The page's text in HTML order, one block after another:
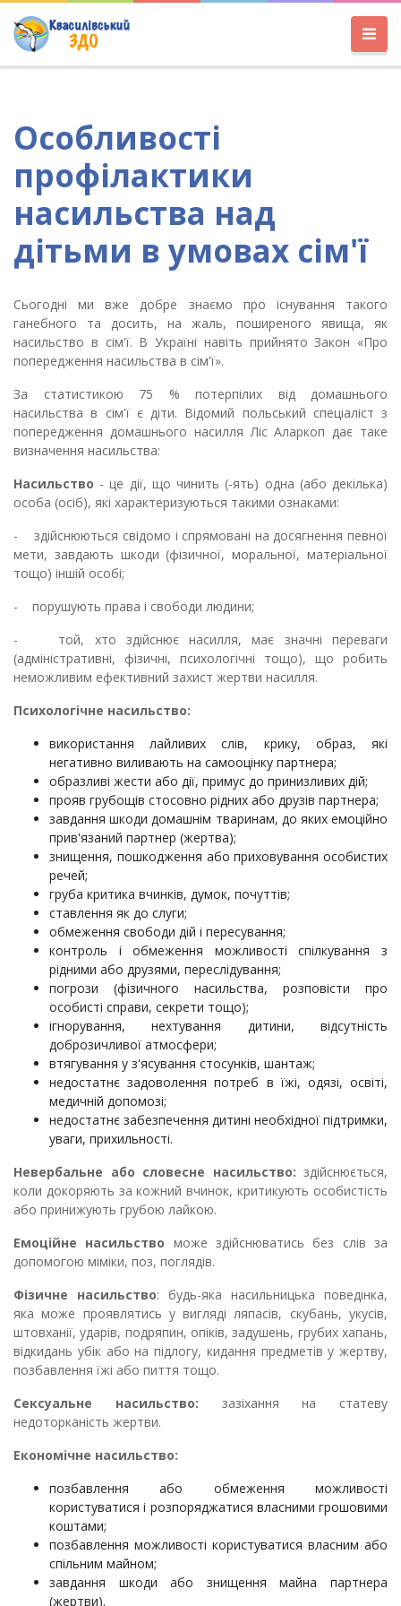
Особливості
профілактики
насильства над
дітьми в умовах сім'ї
Сьогодні ми вже добре знаємо про існування такого
ганебного та досить, на жаль, поширеного явища, як
насильство в сім'ї. В Украї­ні навіть прийнято Закон «Про
попередження насильства в сім'ї».
За статистикою 75 % потерпілих від домашнього
насильства в сім'ї є діти. Відомий польський спеціаліст з
попередження домашнього на­силля Ліс Аларкоп дає таке
визначення насильства:
Насильство - це дії, що чинить (-ять) одна (або декілька)
особа (осіб), які характеризуються такими ознаками:
- здійснюються сві­домо і спрямовані на досягнення певної
мети, завдають шкоди (фі­зичної, моральної, матеріальної
тощо) іншій особі;
- порушують пра­ва і свободи людини;
- той, хто здійснює насилля, має значні переваги
(адміністративні, фізичні, психологічні тощо), що робить
неможли­вим ефективний захист жертви насилля.
Психологічне насильство:
використання лайливих слів, крику, образ, які
негативно вили­вають на самооцінку партнера;
образливі жести або дії, примус до принизливих дій;
прояв грубощів стосовно рідних або друзів партнера;
завдання шкоди домашнім тваринам, до яких емоційно
при­в'язаний партнер (жертва);
знищення, пошкодження або приховування особистих
речей;
груба критика вчинків, думок, почуттів;
ставлення як до слуги;
обмеження свободи дій і пересування;
контроль і обмеження можливості спілкування з
рідними або друзями, переслідування;
погрози (фізичного насильства, розповісти про
особисті справи, секрети тощо);
ігнорування, нехтування дитини, відсутність
доброзичливої атмосфери;
втягування у з'ясування стосунків, шантаж;
недостатнє задоволення потреб в їжі, одязі, освіті,
медичній до­помозі;
недостатнє забезпечення дитині необхідної підтримки,
уваги, прихильності.
Невербальне або словесне насильство: здійснюється,
коли докоряють за кожний вчинок, критикують особистість
або принижу­ють грубою лайкою.
Емоційне насильство може здійснюватись без слів за
допомогою міміки, поз, поглядів.
Фізичне насильство: будь-яка насильницька поведінка,
яка мо­же проявлятись у вигляді ляпасів, скубань, укусів,
штовханії, ударів, подряпин, опіків, задушень, грубих хапань,
відкидань убік або на підлогу, кидання предметів у жертву,
позбавлення їжі або пит­тя тощо.
Сексуальне насильство: зазіхання на статеву
недоторканість жертви.
Економічне насильство:
позбавлення або обмеження можливості
користуватися і розпо­ряджатися власними грошовими
коштами;
позбавлення можливості користуватися власним або
спільним майном;
завдання шкоди або знищення майна партнера
(жертви).